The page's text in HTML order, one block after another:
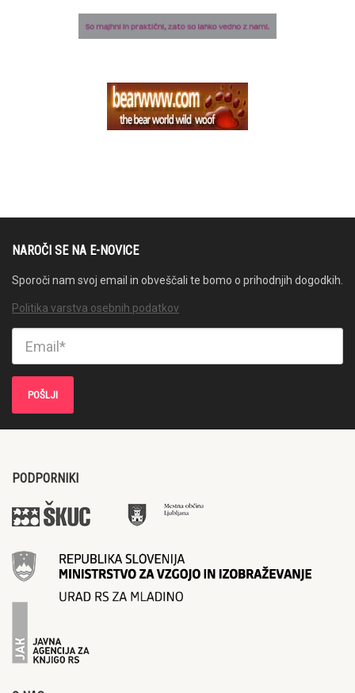
NAROČI SE NA E-NOVICE
Sporoči nam svoj email in obveščali te bomo o prihodnjih dogodkih.
Politika varstva osebnih podatkov
PODPORNIKI